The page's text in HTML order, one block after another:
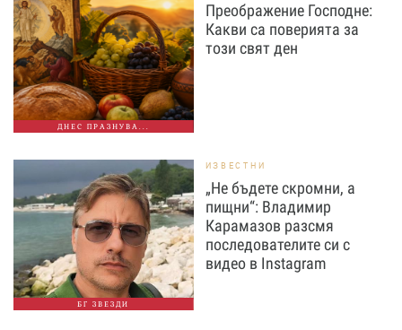
ДНЕС ПРАЗНУВА...
Преображение Господне:
Какви са поверията за
този свят ден
БГ ЗВЕЗДИ
ИЗВЕСТНИ
„Не бъдете скромни, а
пищни“: Владимир
Карамазов разсмя
последователите си с
видео в Instagram